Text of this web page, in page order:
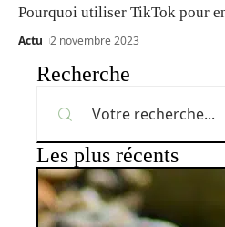
Pourquoi utiliser TikTok pour
Actu 2 novembre 2023
Recherche
Les plus récents